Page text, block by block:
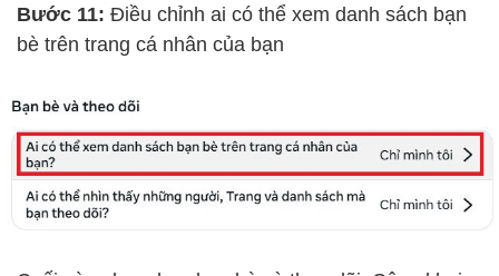
Bước 11: Điều chỉnh ai có thể xem danh sách bạn
bè trên trang cá nhân của bạn